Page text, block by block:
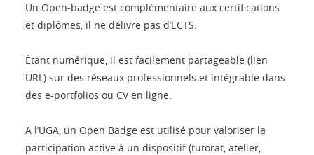
Un Open-badge est complémentaire aux certifications
et diplômes, il ne délivre pas d’ECTS.
Étant numérique, il est facilement partageable (lien
URL) sur des réseaux professionnels et intégrable dans
des e-portfolios ou CV en ligne.
A l’UGA, un Open Badge est utilisé pour valoriser la
participation active à un dispositif (tutorat, atelier,